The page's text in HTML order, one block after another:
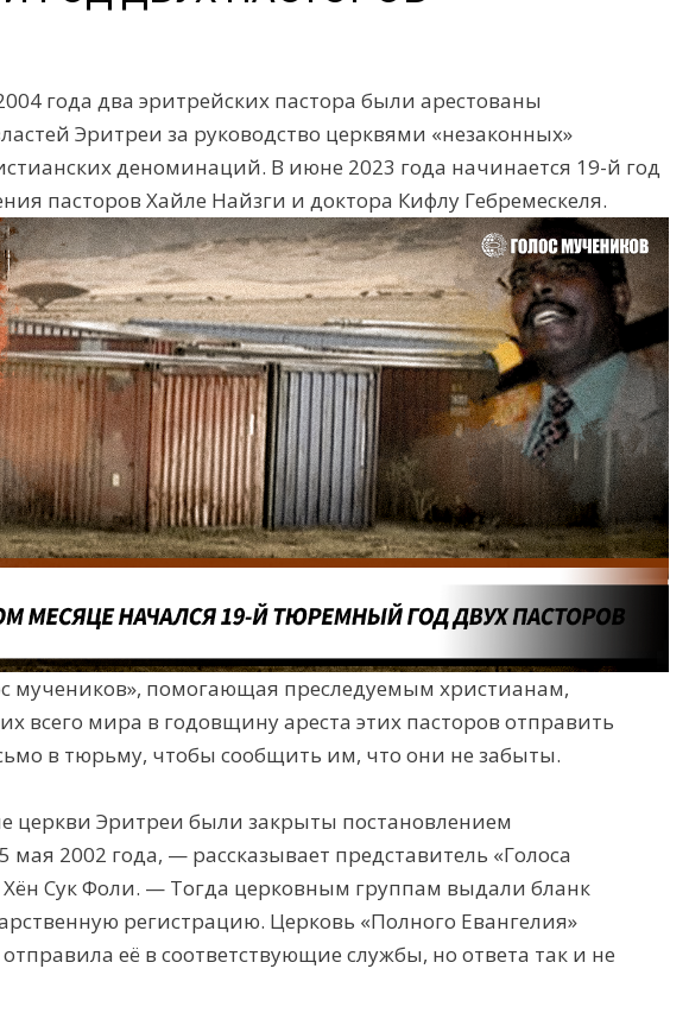
года два эритрейских пастора были арестованы
ей Эритреи за руководство церквями «незаконных»
деноминаций. В июне 2023 года начинается 19-й год
пасторов Хайле Найзги и доктора Кифлу Гебремескеля.
мучеников», помогающая преследуемым христианам,
всего мира в годовщину ареста этих пасторов отправить
в тюрьму, чтобы сообщить им, что они не забыты.
церкви Эритреи были закрыты постановлением
мая 2002 года, — рассказывает представитель «Голоса
Хён Сук Фоли. — Тогда церковным группам выдали бланк
регистрацию. Церковь «Полного Евангелия»
её в соответствующие службы, но ответа так и не